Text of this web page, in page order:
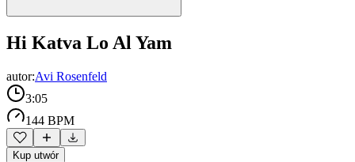
Hi Katva Lo Al Yam
autor:Avi Rosenfeld
3:05
144 BPM
Kup utwór